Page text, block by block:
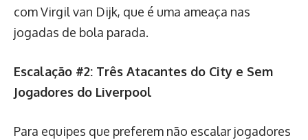
com Virgil van Dijk, que é uma ameaça nas
jogadas de bola parada.
Escalação #2: Três Atacantes do City e Sem
Jogadores do Liverpool
Para equipes que preferem não escalar jogadores